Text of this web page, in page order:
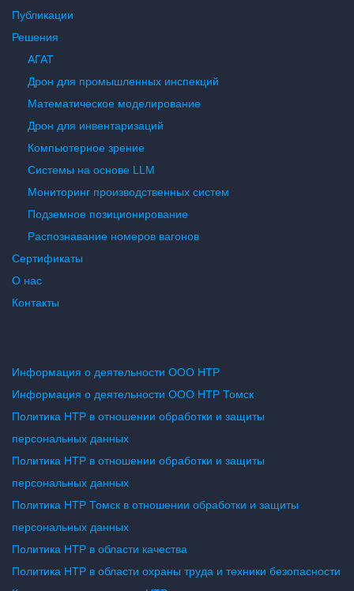
Публикации
Решения
АГАТ
Дрон для промышленных инспекций
Математическое моделирование
Дрон для инвентаризаций
Компьютерное зрение
Системы на основе LLM
Мониторинг производственных систем
Подземное позиционирование
Распознавание номеров вагонов
Сертификаты
О нас
Контакты
Информация о деятельности ООО НТР
Информация о деятельности ООО НТР Томск
Политика НТР в отношении обработки и защиты
персональных данных
Политика НТР в отношении обработки и защиты
персональных данных
Политика НТР Томск в отношении обработки и защиты
персональных данных
Политика НТР в области качества
Политика НТР в области охраны труда и техники безопасности